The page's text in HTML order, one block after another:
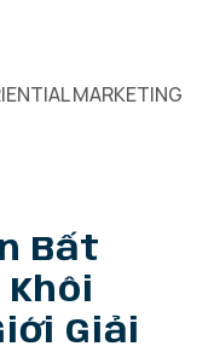
MARKETING
Bất
Giải